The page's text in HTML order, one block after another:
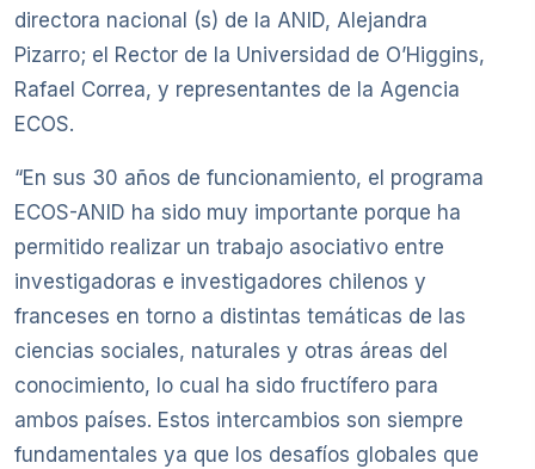
directora nacional (s) de la ANID, Alejandra
Pizarro; el Rector de la Universidad de O’Higgins,
Rafael Correa, y representantes de la Agencia
ECOS.
“En sus 30 años de funcionamiento, el programa
ECOS-ANID ha sido muy importante porque ha
permitido realizar un trabajo asociativo entre
investigadoras e investigadores chilenos y
franceses en torno a distintas temáticas de las
ciencias sociales, naturales y otras áreas del
conocimiento, lo cual ha sido fructífero para
ambos países. Estos intercambios son siempre
fundamentales ya que los desafíos globales que